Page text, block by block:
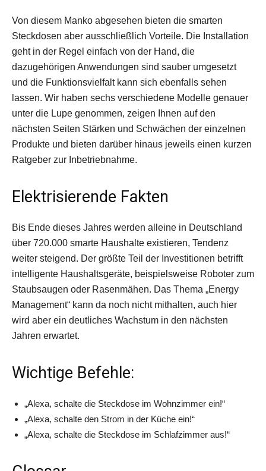
Von diesem Manko abgesehen bieten die smarten
Steckdosen aber ausschließlich Vorteile. Die Installation
geht in der Regel einfach von der Hand, die
dazugehörigen Anwendungen sind sauber umgesetzt
und die Funktionsvielfalt kann sich ebenfalls sehen
lassen. Wir haben sechs verschiedene Modelle genauer
unter die Lupe genommen, zeigen Ihnen auf den
nächsten Seiten Stärken und Schwächen der einzelnen
Produkte und bieten darüber hinaus jeweils einen kurzen
Ratgeber zur ­Inbetriebnahme.
Elektrisierende Fakten
Bis Ende dieses Jahres werden ­alleine in Deutschland
über 720.000 smarte Haushalte existieren, Tendenz
weiter steigend. Der größte Teil der Investitionen betrifft
intelligente Haushaltsgeräte, beispielsweise Roboter zum
Staubsaugen oder Rasenmähen. Das Thema „Energy
Management“ kann da noch nicht mithalten, auch hier
wird aber ein deutliches Wachstum in den nächsten
Jahren erwartet.
Wichtige Befehle:
„Alexa, schalte die Steckdose im Wohnzimmer ein!“
„Alexa, schalte den Strom in der Küche ein!“
„Alexa, schalte die Steckdose im Schlafzimmer aus!“